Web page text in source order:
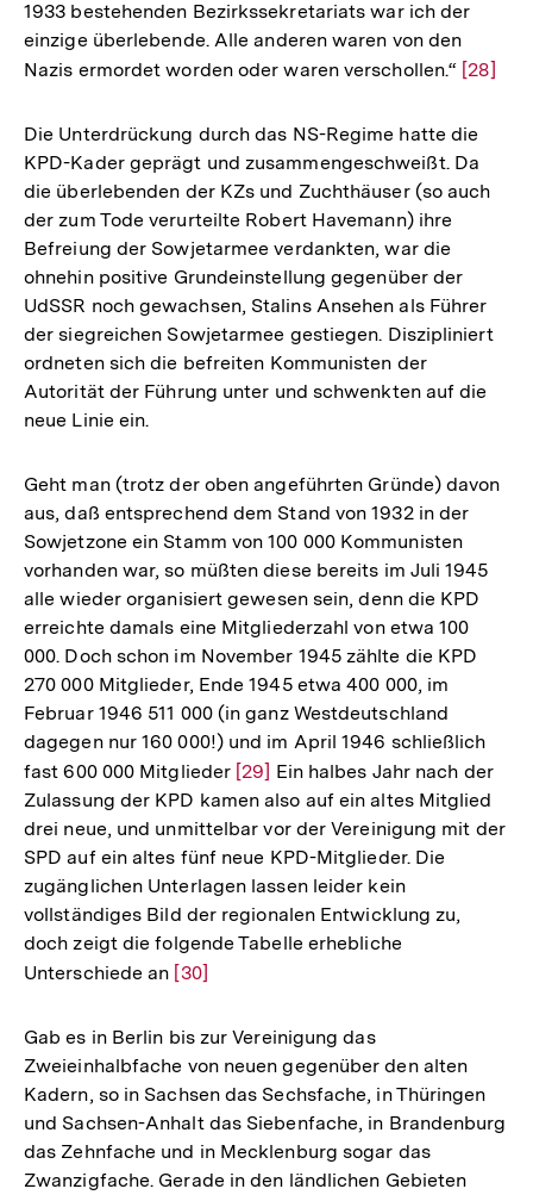
1933 bestehenden Bezirkssekretariats war ich der
einzige überlebende. Alle anderen waren von den
Nazis ermordet worden oder waren verschollen.“ Zur
der
[28]
Die Unterdrückung durch das NS-Regime hatte die
KPD-Kader geprägt und zusammengeschweißt. Da
die überlebenden der KZs und Zuchthäuser (so auch
der zum Tode verurteilte Robert Havemann) ihre
Befreiung der Sowjetarmee verdankten, war die
ohnehin positive Grundeinstellung gegenüber der
UdSSR noch gewachsen, Stalins Ansehen als Führer
der siegreichen Sowjetarmee gestiegen. Diszipliniert
ordneten sich die befreiten Kommunisten der
Autorität der Führung unter und schwenkten auf die
neue Linie ein.
Geht man (trotz der oben angeführten Gründe) davon
aus, daß entsprechend dem Stand von 1932 in der
Sowjetzone ein Stamm von 100 000 Kommunisten
vorhanden war, so müßten diese bereits im Juli 1945
alle wieder organisiert gewesen sein, denn die KPD
erreichte damals eine Mitgliederzahl von etwa 100
000. Doch schon im November 1945 zählte die KPD
270 000 Mitglieder, Ende 1945 etwa 400 000, im
Februar 1946 511 000 (in ganz Westdeutschland
dagegen nur 160 000!) und im April 1946 schließlich
fast 600 000 Mitglieder Zur
Auflösung
der
Fußnote
[29] Ein halbes Jahr nach der
Zulassung der KPD kamen also auf ein altes Mitglied
drei neue, und unmittelbar vor der Vereinigung mit der
SPD auf ein altes fünf neue KPD-Mitglieder. Die
zugänglichen Unterlagen lassen leider kein
vollständiges Bild der regionalen Entwicklung zu,
doch zeigt die folgende Tabelle erhebliche
Unterschiede an Zur
der
Fußnote
[30]
Gab es in Berlin bis zur Vereinigung das
Zweieinhalbfache von neuen gegenüber den alten
Kadern, so in Sachsen das Sechsfache, in Thüringen
und Sachsen-Anhalt das Siebenfache, in Brandenburg
das Zehnfache und in Mecklenburg sogar das
Zwanzigfache. Gerade in den ländlichen Gebieten